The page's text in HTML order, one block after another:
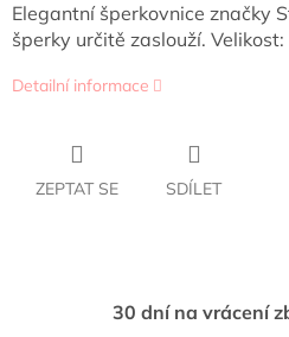
Elegantní šperkovnice značky
šperky určitě zaslouží.
Detailní informace
ZEPTAT SE SDÍLET
30 dní na vrácení